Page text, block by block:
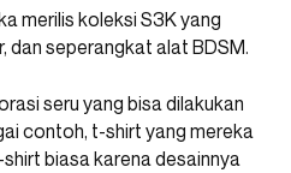
merilis koleksi S3K yang
dan seperangkat alat BDSM.
seru yang bisa dilakukan
contoh, t-shirt yang mereka
biasa karena desainnya